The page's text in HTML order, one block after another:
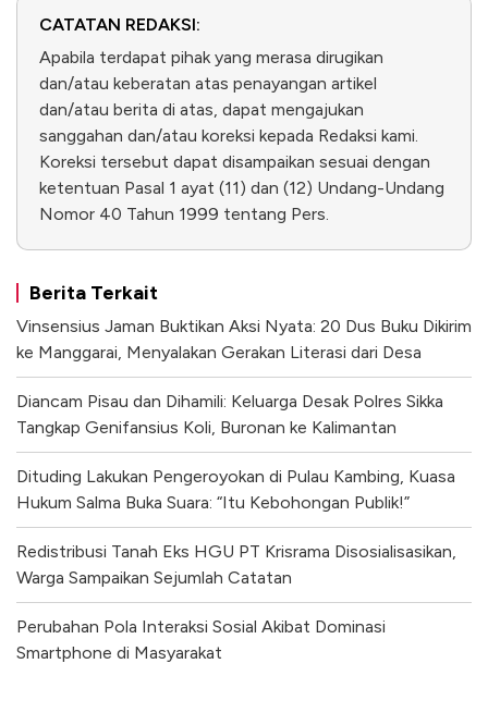
CATATAN REDAKSI:
Apabila terdapat pihak yang merasa dirugikan
dan/atau keberatan atas penayangan artikel
dan/atau berita di atas, dapat mengajukan
sanggahan dan/atau koreksi kepada Redaksi kami.
Koreksi tersebut dapat disampaikan sesuai dengan
ketentuan Pasal 1 ayat (11) dan (12) Undang-Undang
Nomor 40 Tahun 1999 tentang Pers.
Berita Terkait
Vinsensius Jaman Buktikan Aksi Nyata: 20 Dus Buku Dikirim
ke Manggarai, Menyalakan Gerakan Literasi dari Desa
Diancam Pisau dan Dihamili: Keluarga Desak Polres Sikka
Tangkap Genifansius Koli, Buronan ke Kalimantan
Dituding Lakukan Pengeroyokan di Pulau Kambing, Kuasa
Hukum Salma Buka Suara: “Itu Kebohongan Publik!”
Redistribusi Tanah Eks HGU PT Krisrama Disosialisasikan,
Warga Sampaikan Sejumlah Catatan
Perubahan Pola Interaksi Sosial Akibat Dominasi
Smartphone di Masyarakat